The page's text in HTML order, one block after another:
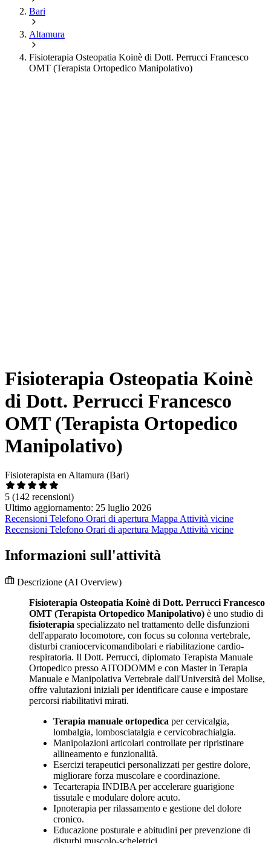
Bari
Altamura
Fisioterapia Osteopatia Koinè di Dott. Perrucci Francesco
OMT (Terapista Ortopedico Manipolativo)
Fisioterapia Osteopatia Koinè
di Dott. Perrucci Francesco
OMT (Terapista Ortopedico
Manipolativo)
Fisioterapista en Altamura (Bari)
5 (142 recensioni)
Ultimo aggiornamento: 25 luglio 2026
Recensioni Telefono Orari di apertura Mappa Attività vicine
Recensioni Telefono Orari di apertura Mappa Attività vicine
Informazioni sull'attività
Descrizione (AI Overview)
Fisioterapia Osteopatia Koinè di Dott. Perrucci Francesco
OMT (Terapista Ortopedico Manipolativo) è uno studio di
fisioterapia specializzato nel trattamento delle disfunzioni
dell'apparato locomotore, con focus su colonna vertebrale,
disturbi craniocervicomandibolari e riabilitazione cardio-
respiratoria. Il Dott. Perrucci, diplomato Terapista Manuale
Ortopedico presso AITODOMM e con Master in Terapia
Manuale e Manipolativa Vertebrale dall'Università del Molise,
offre valutazioni iniziali per identificare cause e impostare
percorsi riabilitativi mirati.
Terapia manuale ortopedica per cervicalgia,
lombalgia, lombosciatalgia e cervicobrachialgia.
Manipolazioni articolari controllate per ripristinare
allineamento e funzionalità.
Esercizi terapeutici personalizzati per gestire dolore,
migliorare forza muscolare e coordinazione.
Tecarterapia INDIBA per accelerare guarigione
tissutale e modulare dolore acuto.
Ipnoterapia per rilassamento e gestione del dolore
cronico.
Educazione posturale e abitudini per prevenzione di
disturbi muscolo-scheletrici.